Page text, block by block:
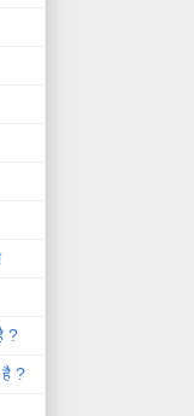
?
है ?